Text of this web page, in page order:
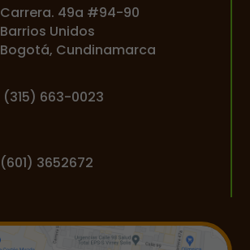
Carrera. 49a #94-90
Barrios Unidos
Bogotá, Cundinamarca
(315) 663-0023
(601) 3652672